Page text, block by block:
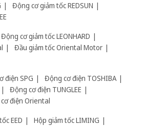
Động cơ giảm tốc REDSUN
Động cơ giảm tốc LEONHARD
Đầu giảm tốc Oriental Motor
điện SPG
Động cơ điện TOSHIBA
Động cơ điện TUNGLEE
điện Oriental
EED
Hộp giảm tốc LIMING